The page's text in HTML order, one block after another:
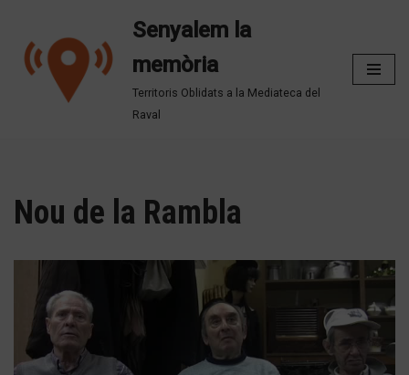
Vés
contingut
Senyalem la
memòria
Territoris Oblidats a la Mediateca del
Raval
Nou de la Rambla